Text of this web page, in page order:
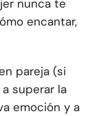
nunca te
encantar,
pareja (si
superar la
emoción y a